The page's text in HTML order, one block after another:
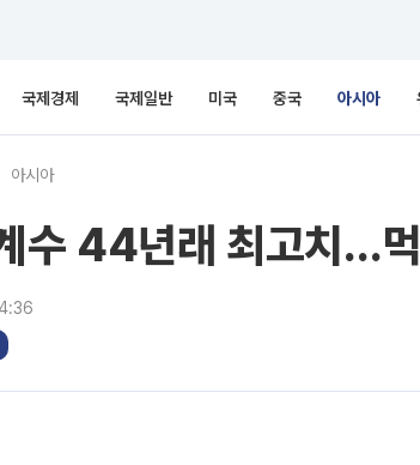
국제경제 국제일반 미국 중국 아시아
아시아
수 44년래 최고치…